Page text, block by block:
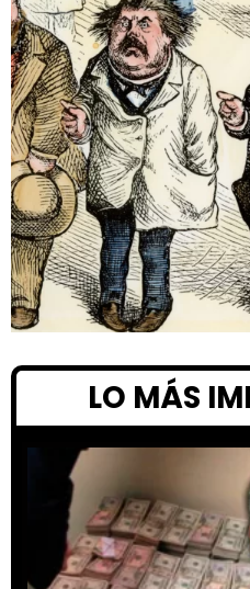
LO MÁS